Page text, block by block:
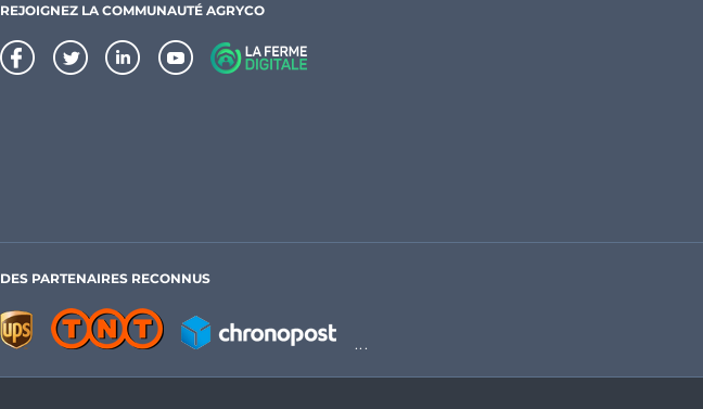
REJOIGNEZ LA COMMUNAUTÉ AGRYCO
DES PARTENAIRES RECONNUS